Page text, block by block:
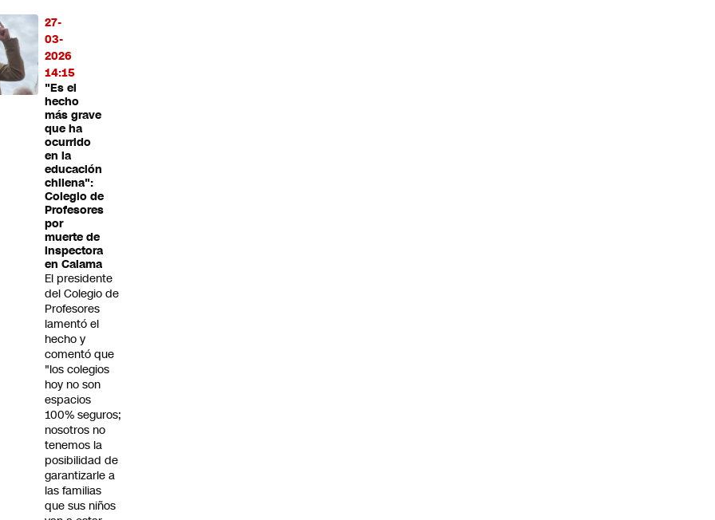
27-
03-
2026
14:15
"Es el
hecho
más grave
que ha
ocurrido
en la
educación
chilena":
Colegio de
Profesores
por
muerte de
inspectora
en Calama
El presidente
del Colegio de
Profesores
lamentó el
hecho y
comentó que
"los colegios
hoy no son
espacios
100% seguros;
nosotros no
tenemos la
posibilidad de
garantizarle a
las familias
que sus niños